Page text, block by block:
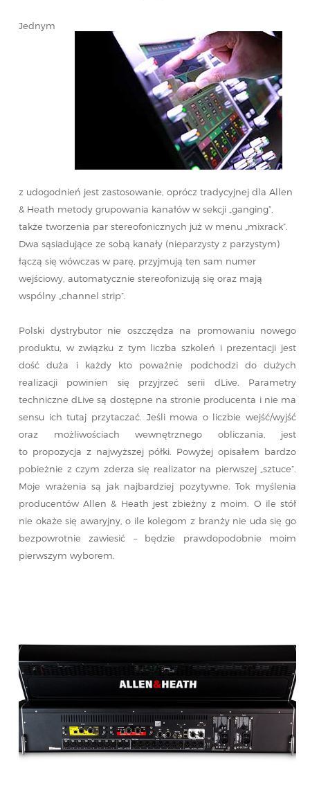
Jednym
z udogodnień jest zastosowanie, oprócz tradycyjnej dla Allen
& Heath metody grupowania kanałów w sekcji „ganging”,
także tworzenia par stereofonicznych już w menu „mixrack”.
Dwa sąsiadujące ze sobą kanały (nieparzysty z parzystym)
łączą się wówczas w parę, przyjmują ten sam numer
wejściowy, automatycznie stereofonizują się oraz mają
wspólny „channel strip”.
Polski dystrybutor nie oszczędza na promowaniu nowego
produktu, w związku z tym liczba szkoleń i prezentacji jest
dość duża i każdy kto poważnie podchodzi do dużych
realizacji powinien się przyjrzeć serii dLive. Parametry
techniczne dLive są dostępne na stronie producenta i nie ma
sensu ich tutaj przytaczać. Jeśli mowa o liczbie wejść/wyjść
oraz możliwościach wewnętrznego obliczania, jest
to propozycja z najwyższej półki. Powyżej opisałem bardzo
pobieżnie z czym zderza się realizator na pierwszej „sztuce”.
Moje wrażenia są jak najbardziej pozytywne. Tok myślenia
producentów Allen & Heath jest zbieżny z moim. O ile stół
nie okaże się awaryjny, o ile kolegom z branży nie uda się go
bezpowrotnie zawiesić – będzie prawdopodobnie moim
pierwszym wyborem.